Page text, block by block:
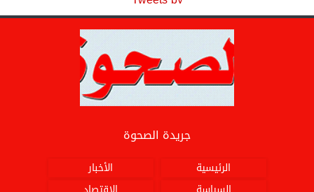
جريدة الصحوة
الرئيسية
الأخبار